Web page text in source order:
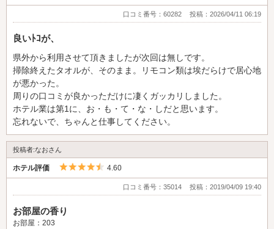
口コミ番号：60282 投稿：2026/04/11 06:19
良いﾄｺが、
県外から利用させて頂きましたが次回は無しです。
掃除終えたタオルが、そのまま。リモコン類は埃だらけで居心地
が悪かった。
周りの口コミが良かっただけに凄くガッカリしました。
ホテル業は第1に、お・も・て・な・しだと思います。
忘れないで、ちゃんと仕事してください。
投稿者:なおさん
ホテル評価 5つ星のうち4.5
4.60
口コミ番号：35014 投稿：2019/04/09 19:40
お部屋の香り
お部屋：203